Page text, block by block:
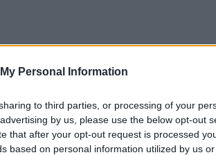
Personal Information
to third parties, or processing of your
by us, please use the below opt-out
that after your opt-out request is processed
based on personal information utilized by us
να υπάρξουν νέες
για ήδη υπάρχουσες
νέο ξεκίνημα ή μια